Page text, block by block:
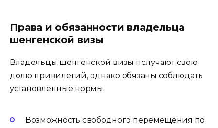
Права и обязанности владельца
шенгенской визы
Владельцы шенгенской визы получают свою
долю привилегий, однако обязаны соблюдать
установленные нормы.
Возможность свободного перемещения по